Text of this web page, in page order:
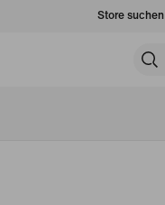
Store suchen